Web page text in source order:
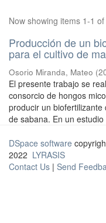
Now showing items 1-1 of
Producción de un
para el cultivo de
Osorio Miranda, Mateo (
El presente trabajo se
consorcio de hongos
producir un
de sabana. En un estudio
DSpace software
2022 LYRASIS
Contact Us | Send